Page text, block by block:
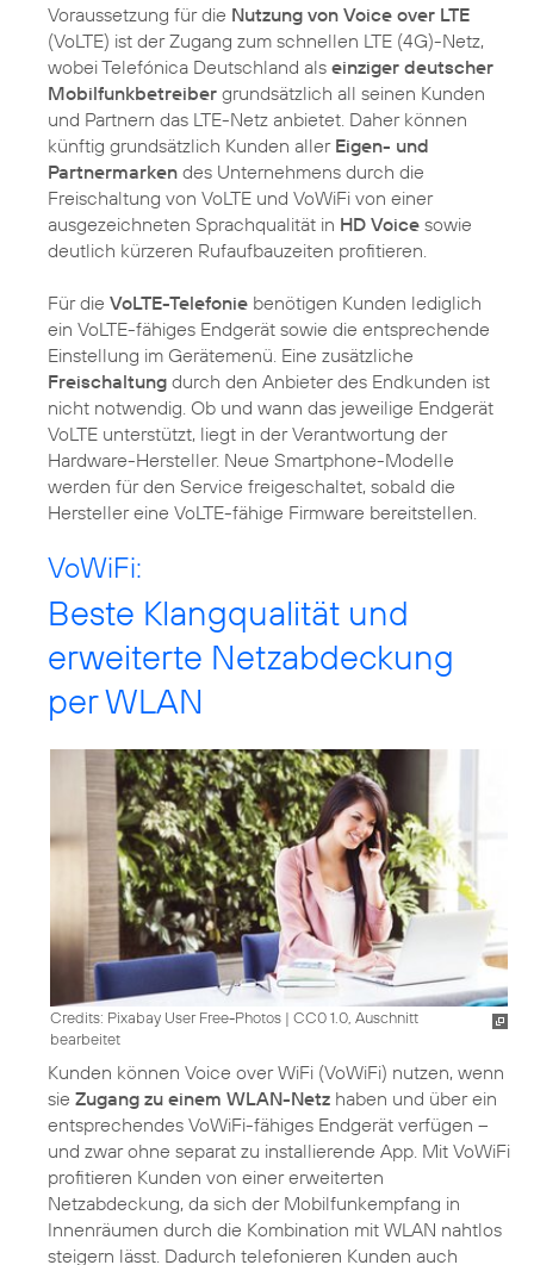
Voraussetzung für die Nutzung von Voice over LTE
(VoLTE) ist der Zugang zum schnellen LTE (4G)-Netz,
wobei Telefónica Deutschland als einziger deutscher
Mobilfunkbetreiber grundsätzlich all seinen Kunden
und Partnern das LTE-Netz anbietet. Daher können
künftig grundsätzlich Kunden aller Eigen- und
Partnermarken des Unternehmens durch die
Freischaltung von VoLTE und VoWiFi von einer
ausgezeichneten Sprachqualität in HD Voice sowie
deutlich kürzeren Rufaufbauzeiten profitieren.
Für die VoLTE-Telefonie benötigen Kunden lediglich
ein VoLTE-fähiges Endgerät sowie die entsprechende
Einstellung im Gerätemenü. Eine zusätzliche
Freischaltung durch den Anbieter des Endkunden ist
nicht notwendig. Ob und wann das jeweilige Endgerät
VoLTE unterstützt, liegt in der Verantwortung der
Hardware-Hersteller. Neue Smartphone-Modelle
werden für den Service freigeschaltet, sobald die
Hersteller eine VoLTE-fähige Firmware bereitstellen.
VoWiFi:
Beste Klangqualität und
erweiterte Netzabdeckung
per WLAN
Credits: Pixabay User Free-Photos | CC0 1.0, Auschnitt
bearbeitet
Kunden können Voice over WiFi (VoWiFi) nutzen, wenn
sie Zugang zu einem WLAN-Netz haben und über ein
entsprechendes VoWiFi-fähiges Endgerät verfügen –
und zwar ohne separat zu installierende App. Mit VoWiFi
profitieren Kunden von einer erweiterten
Netzabdeckung, da sich der Mobilfunkempfang in
Innenräumen durch die Kombination mit WLAN nahtlos
steigern lässt. Dadurch telefonieren Kunden auch